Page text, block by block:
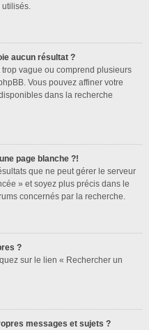
utilisés.
aucun résultat ?
vague ou comprend plusieurs
Vous pouvez affiner votre
dans la recherche
page blanche ?!
que ne peut gérer le serveur
» et soyez plus précis dans le
concernés par la recherche.
?
sur le lien « Rechercher un
messages et sujets ?